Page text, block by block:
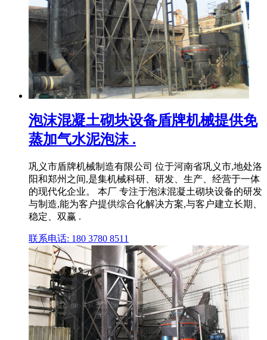
泡沫混凝土砌块设备盾牌机械提供免
蒸加气水泥泡沫 .
巩义市盾牌机械制造有限公司 位于河南省巩义市,地处洛
阳和郑州之间,是集机械科研、研发、生产、经营于一体
的现代化企业。 本厂 专注于泡沫混凝土砌块设备的研发
与制造,能为客户提供综合化解决方案,与客户建立长期、
稳定、双赢 .
联系电话: 180 3780 8511